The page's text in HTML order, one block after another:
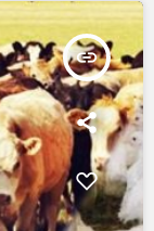
insert_link